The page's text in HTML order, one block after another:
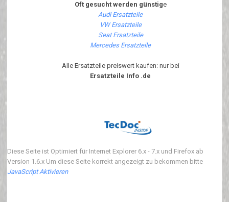
Oft gesucht werden günstige
Audi Ersatzteile
VW Ersatzteile
Seat Ersatzteile
Mercedes Ersatzteile
Alle Ersatzteile preiswert kaufen: nur bei
Ersatzteile Info .de
Diese Seite ist Optimiert für Internet Explorer 6.x - 7.x und Firefox ab
Version 1.6.x Um diese Seite korrekt angezeigt zu bekommen bitte
JavaScript Aktivieren